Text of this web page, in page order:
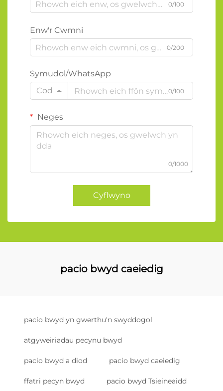
0/100
Enw'r Cwmni
0/200
Symudol/WhatsApp
Cod
0/100
Neges
0/1000
Cyflwyno
pacio bwyd caeiedig
pacio bwyd yn gwerthu'n swyddogol
atgyweiriadau pecynu bwyd
pacio bwyd a diod pacio bwyd caeiedig
ffatri pecyn bwyd pacio bwyd Tsieineaidd